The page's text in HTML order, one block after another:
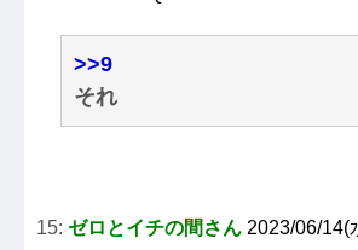
>>9
それ
15: ゼロとイチの間さん 2023/06/14(